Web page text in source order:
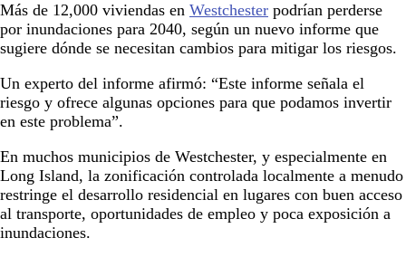
Más de 12,000 viviendas en Westchester podrían perderse
por inundaciones para 2040, según un nuevo informe que
sugiere dónde se necesitan cambios para mitigar los riesgos.
Un experto del informe afirmó: “Este informe señala el
riesgo y ofrece algunas opciones para que podamos invertir
en este problema”.
En muchos municipios de Westchester, y especialmente en
Long Island, la zonificación controlada localmente a menudo
restringe el desarrollo residencial en lugares con buen acceso
al transporte, oportunidades de empleo y poca exposición a
inundaciones.